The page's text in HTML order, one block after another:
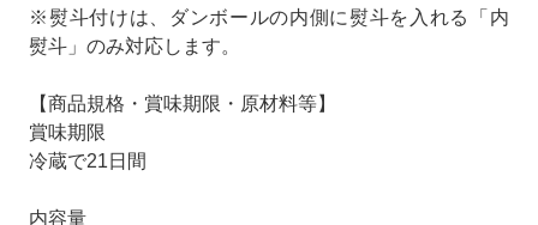
※熨斗付けは、ダンボールの内側に熨斗を入れる「内
熨斗」のみ対応します。
【商品規格・賞味期限・原材料等】
賞味期限
冷蔵で21日間
内容量